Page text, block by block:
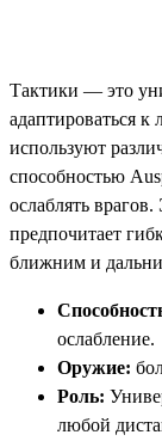
Тактики — это
адаптироваться
используют
способностью
ослаблять
предпочитает
ближним и
ослабление.
Оружие:
Роль:
любой